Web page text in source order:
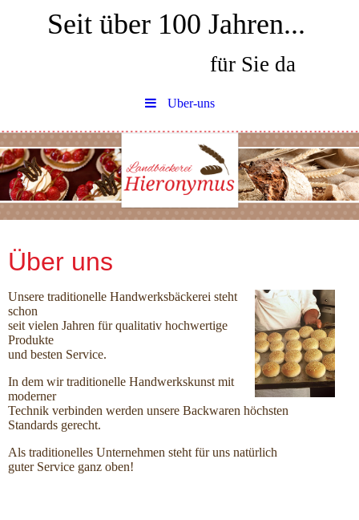
Seit über 100 Jahren...
für Sie da
Uber-uns
Über uns
Unsere traditionelle Handwerksbäckerei steht
schon
seit vielen Jahren für qualitativ hochwertige
Produkte
und besten Service.
In dem wir traditionelle Handwerkskunst mit
moderner
Technik verbinden werden unsere Backwaren höchsten
Standards gerecht.
Als traditionelles Unternehmen steht für uns natürlich
guter Service ganz oben!